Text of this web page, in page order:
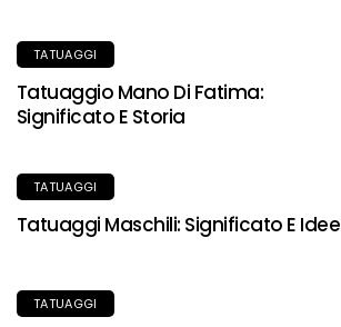
TATUAGGI
Tatuaggio Mano Di Fatima:
Significato E Storia
TATUAGGI
Tatuaggi Maschili: Significato E Idee
TATUAGGI